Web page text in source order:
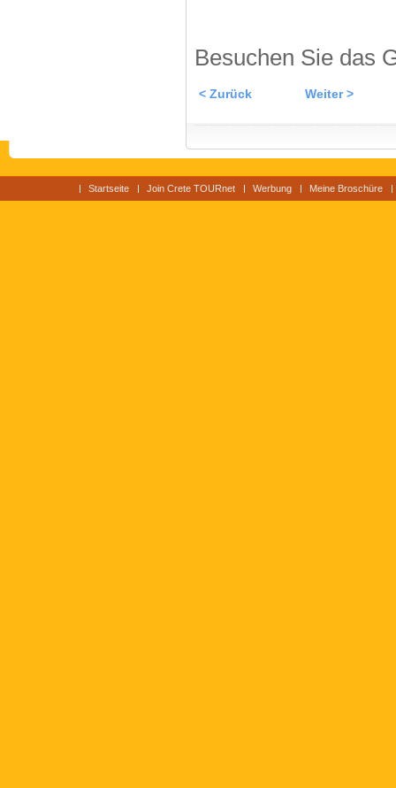
Besuchen Sie das
< Zurück Weiter >
Startseite Join Crete TOURnet Werbung Meine Broschüre